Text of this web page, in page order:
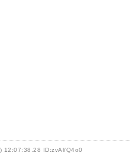
12:07:38.28 ID:zvAl/Q4o0